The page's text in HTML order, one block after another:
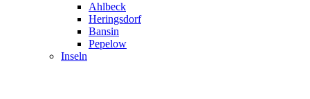
Ahlbeck
Heringsdorf
Bansin
Pepelow
Inseln